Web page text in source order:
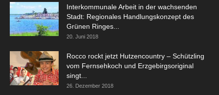
Interkommunale Arbeit in der wachsenden
Stadt: Regionales Handlungskonzept des
Grünen Ringes...
20. Juni 2018
Rocco rockt jetzt Hutzencountry – Schützling
vom Fernsehkoch und Erzgebirgsoriginal
singt...
26. Dezember 2018